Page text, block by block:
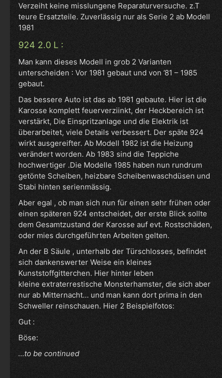
Verzeiht keine misslungene Reparaturversuche. z.T
teure Ersatzteile. Zuverlässig nur als Serie 2 ab Modell
1981
924 2.0 L :
Man kann dieses Modell in grob 2 Varianten
unterscheiden : Vor 1981 gebaut und von ’81 – 1985
gebaut.
Das bessere Auto ist das ab 1981 gebaute. Hier ist die
Karosse komplett feuerverziinkt, der Heckbereich ist
verstärkt, Die Einspritzanlage und die Elektrik ist
überarbeitet, viele Details verbessert. Der späte 924
wirkt ausgereifter. Ab Modell 1982 ist die Heizung
verändert worden. Ab 1983 sind die Teppiche
hochwertiger .Die Modelle 1985 haben nun rundrum
getönte Scheiben, heizbare Scheibenwaschdüsen und
Stabi hinten serienmässig.
Aber egal , ob man sich nun für einen sehr frühen oder
einen späteren 924 entscheidet, der erste Blick sollte
dem Gesamtzustand der Karosse auf evt. Rostschäden,
oder mies durchgeführten Arbeiten gelten.
An der B Säule , unterhalb der Türschlosses, befindet
sich dankenswerter Weise ein kleines
Kunststoffgitterchen. Hier hinter leben
kleine extraterrestische Monsterhamster, die sich aber
nur ab Mitternacht… und man kann dort prima in den
Schweller reinschauen. Hier 2 Beispielfotos:
Gut :
Böse:
…to be continued